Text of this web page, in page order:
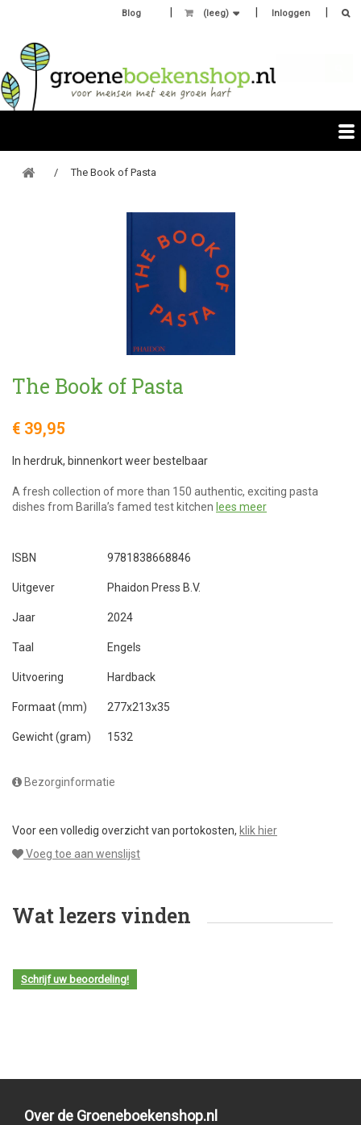
Inloggen
(leeg)
Blog
The Book of Pasta
The Book of Pasta
€ 39,95
In herdruk, binnenkort weer bestelbaar
A fresh collection of more than 150 authentic, exciting pasta
dishes from Barilla’s famed test kitchen lees meer
ISBN 9781838668846
Uitgever Phaidon Press B.V.
Jaar 2024
Taal Engels
Uitvoering Hardback
Formaat (mm) 277x213x35
Gewicht (gram) 1532
Bezorginformatie
Voor een volledig overzicht van portokosten, klik hier
Voeg toe aan wenslijst
Wat lezers vinden
Schrijf uw beoordeling!
Over de Groeneboekenshop.nl